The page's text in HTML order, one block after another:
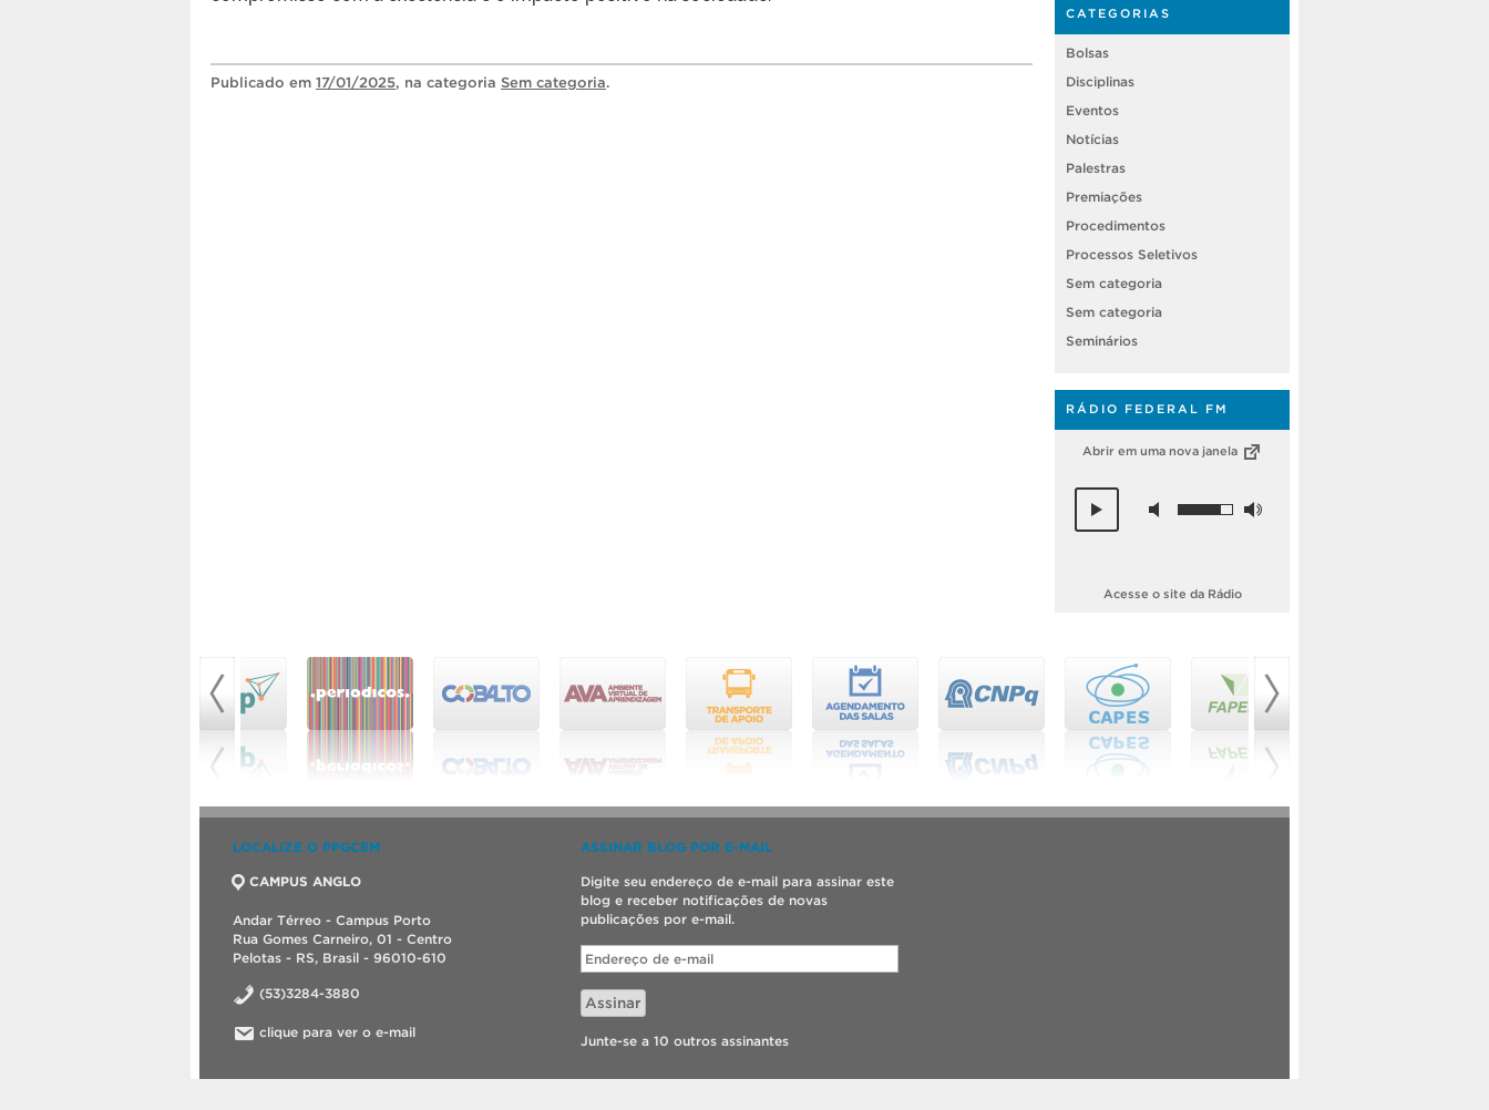
Publicado em 17/01/2025, na categoria Sem categoria.
CATEGORIAS
Bolsas
Disciplinas
Eventos
Notícias
Palestras
Premiações
Procedimentos
Processos Seletivos
Sem categoria
Sem categoria
Seminários
RÁDIO FEDERAL FM
Abrir em uma nova janela
Acesse o site da Rádio
LOCALIZE O PPGCEM
CAMPUS ANGLO
Andar Térreo - Campus Porto
Rua Gomes Carneiro, 01 - Centro
Pelotas - RS, Brasil - 96010-610
(53)3284-3880
clique para ver o e-mail
ASSINAR BLOG POR E-MAIL
Digite seu endereço de e-mail para assinar este
blog e receber notificações de novas
publicações por e-mail.
Endereço
de
e-
mail
Assinar
Junte-se a 10 outros assinantes